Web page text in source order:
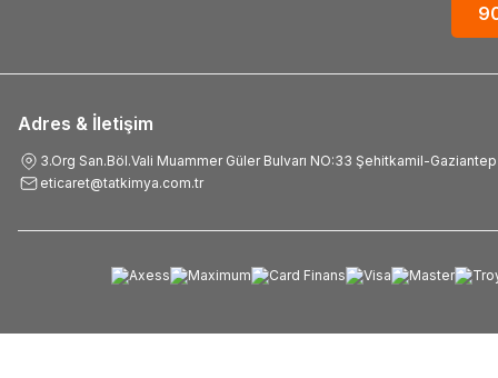
Adres & İletişim
3.Org San.Böl.Vali Muammer Güler Bulvarı NO:33 Şehitkamil-Gaziantep
eticaret@tatkimya.com.tr